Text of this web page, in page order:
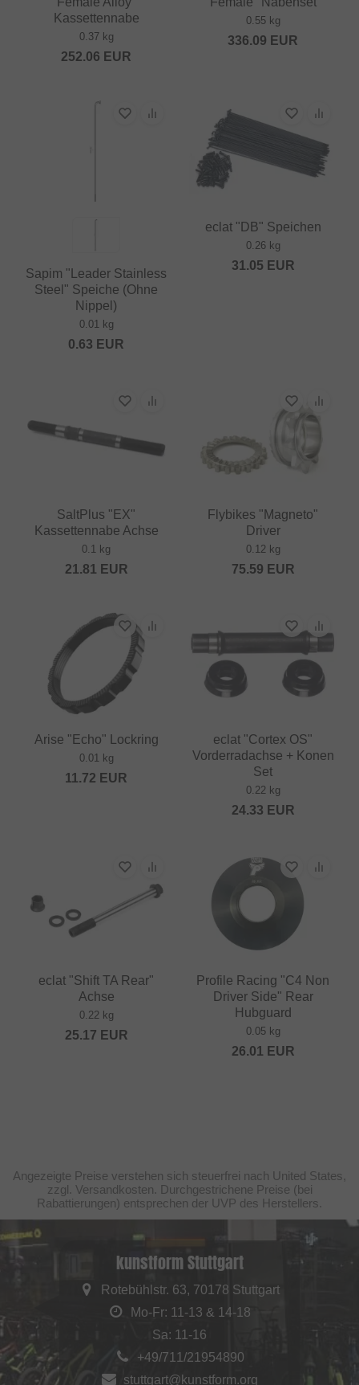
Kassettennabe
0.37 kg
252.06 EUR
0.55 kg
336.09 EUR
Sapim "Leader Stainless
Steel" Speiche (Ohne
Nippel)
0.01 kg
0.63 EUR
eclat "DB" Speichen
0.26 kg
31.05 EUR
SaltPlus "EX"
Kassettennabe Achse
0.1 kg
21.81 EUR
Flybikes "Magneto"
Driver
0.12 kg
75.59 EUR
Arise "Echo" Lockring
0.01 kg
11.72 EUR
eclat "Cortex OS"
Vorderradachse + Konen
Set
0.22 kg
24.33 EUR
eclat "Shift TA Rear"
Achse
0.22 kg
25.17 EUR
Profile Racing "C4 Non
Driver Side" Rear
Hubguard
0.05 kg
26.01 EUR
Angezeigte Preise verstehen sich steuerfrei nach United States,
zzgl. Versandkosten. Durchgestrichene Preise (bei
Rabattierungen) entsprechen der UVP des Herstellers.
kunstform Stuttgart
Rotebühlstr. 63, 70178 Stuttgart
Mo-Fr: 11-13 & 14-18
Sa: 11-16
+49/711/21954890
stuttgart@kunstform.org